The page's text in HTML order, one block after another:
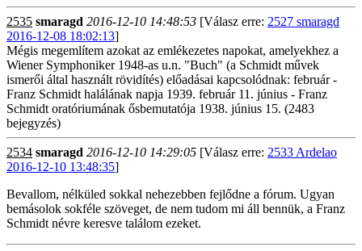
2535 smaragd 2016-12-10 14:48:53 [Válasz erre: 2527 smaragd
2016-12-08 18:02:13]
Mégis megemlítem azokat az emlékezetes napokat, amelyekhez a
Wiener Symphoniker 1948-as u.n. "Buch" (a Schmidt művek
ismerői által használt rövidítés) előadásai kapcsolódnak: február -
Franz Schmidt halálának napja 1939. február 11. június - Franz
Schmidt oratóriumának ősbemutatója 1938. június 15. (2483
bejegyzés)
2534 smaragd 2016-12-10 14:29:05 [Válasz erre: 2533 Ardelao
2016-12-10 13:48:35]
Bevallom, nélküled sokkal nehezebben fejlődne a fórum. Ugyan
bemásolok sokféle szöveget, de nem tudom mi áll bennük, a Franz
Schmidt névre keresve találom ezeket.